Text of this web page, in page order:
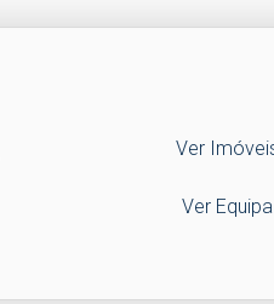
Ver
Ver Equipa